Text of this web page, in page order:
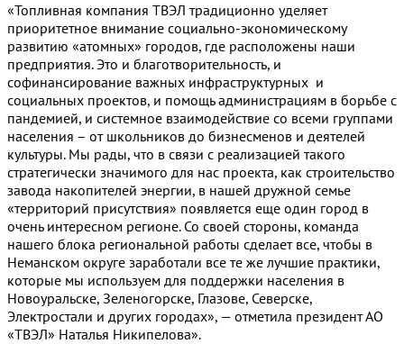
«Топливная компания ТВЭЛ традиционно уделяет
приоритетное внимание социально-экономическому
развитию «атомных» городов, где расположены наши
предприятия. Это и благотворительность, и
софинансирование важных инфраструктурных и
социальных проектов, и помощь администрациям в борьбе с
пандемией, и системное взаимодействие со всеми группами
населения – от школьников до бизнесменов и деятелей
культуры. Мы рады, что в связи с реализацией такого
стратегически значимого для нас проекта, как строительство
завода накопителей энергии, в нашей дружной семье
«территорий присутствия» появляется еще один город в
очень интересном регионе. Со своей стороны, команда
нашего блока региональной работы сделает все, чтобы в
Неманском округе заработали все те же лучшие практики,
которые мы используем для поддержки населения в
Новоуральске, Зеленогорске, Глазове, Северске,
Электростали и других городах», — отметила президент АО
«ТВЭЛ» Наталья Никипелова».